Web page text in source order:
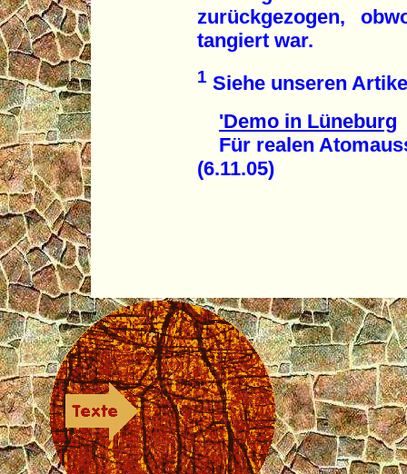
zurückgezogen,
tangiert war.
1 Siehe unseren
'Demo in Lüneburg
Für realen
(6.11.05)